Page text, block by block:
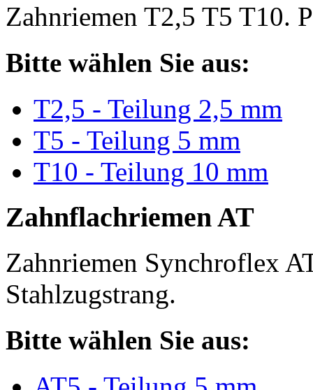
Zahnriemen T2,5 T5 T10.
Bitte wählen Sie aus:
T2,5 - Teilung 2,5 mm
T5 - Teilung 5 mm
T10 - Teilung 10 mm
Zahnflachriemen AT
Zahnriemen Synchroflex
Stahlzugstrang.
Bitte wählen Sie aus: